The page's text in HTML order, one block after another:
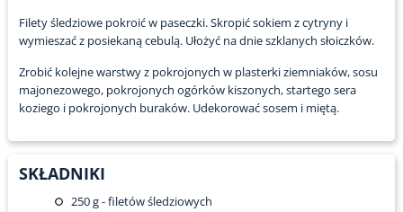
Filety śledziowe pokroić w paseczki. Skropić sokiem z cytryny i
wymieszać z posiekaną cebulą. Ułożyć na dnie szklanych słoiczków.
Zrobić kolejne warstwy z pokrojonych w plasterki ziemniaków, sosu
majonezowego, pokrojonych ogórków kiszonych, startego sera
koziego i pokrojonych buraków. Udekorować sosem i miętą.
SKŁADNIKI
250g - filetów śledziowych